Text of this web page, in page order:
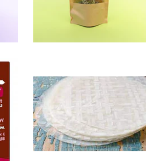
$6.990
Rice Paper
( pa...
Not
Available